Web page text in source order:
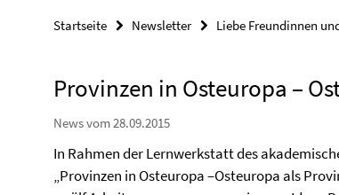
Startseite Newsletter Liebe Freundinnen
Provinzen in Osteuropa –
News vom 28.09.2015
In Rahmen der Lernwerkstatt des
„Provinzen in Osteuropa –Osteuropa als